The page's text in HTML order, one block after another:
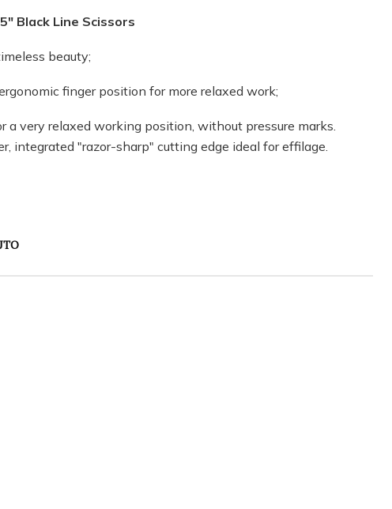
Black Line Scissors
beauty;
finger position for more relaxed work;
a very relaxed working position, without pressure marks.
integrated "razor-sharp" cutting edge ideal for effilage.